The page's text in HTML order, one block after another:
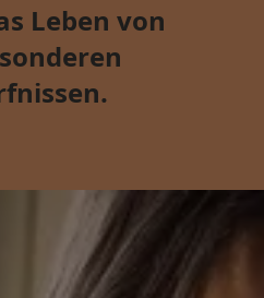
Leben von